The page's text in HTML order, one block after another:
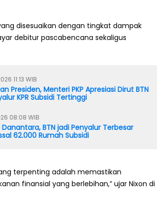
disesuaikan dengan tingkat dampak
debitur pascabencana sekaligus
11:13 WIB
Presiden, Menteri PKP Apresiasi Dirut BTN
KPR Subsidi Tertinggi
08:08 WIB
BTN jadi Penyalur Terbesar
62.000 Rumah Subsidi
terpenting adalah memastikan
finansial yang berlebihan,” ujar Nixon di